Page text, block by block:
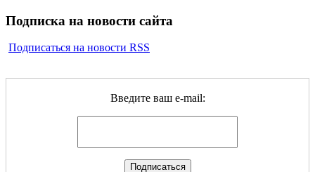
Подписка на новости сайта
Подписаться на новости RSS
Введите ваш e-mail: